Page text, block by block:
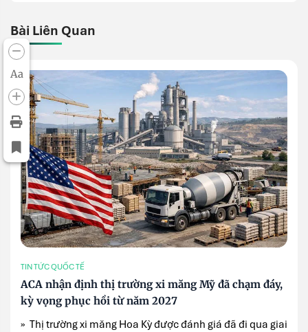
Aa
Bài Liên Quan
TIN TỨC QUỐC TẾ
ACA nhận định thị trường xi măng Mỹ đã chạm đáy,
kỳ vọng phục hồi từ năm 2027
» Thị trường xi măng Hoa Kỳ được đánh giá đã đi qua giai